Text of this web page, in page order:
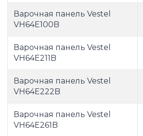
Варочная панель Vestel
VH64E100B
Варочная панель Vestel
VH64E211B
Варочная панель Vestel
VH64E222B
Варочная панель Vestel
VH64E261B